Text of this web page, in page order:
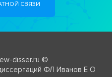
СВЯЗИ
disser.ru ©
ФЛ Иванов Е О